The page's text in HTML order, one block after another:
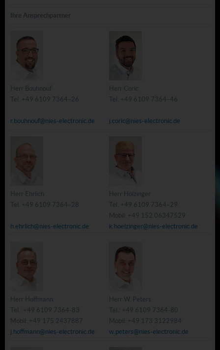
Ihre Ansprechpartner
Herr Bouhnouf
Tel. +49 6109 7364–26
r.bouhnouf@nies-electronic.de
Herr Coric
Tel. +49 6109 7364–46
j.coric@nies-electronic.de
Herr Ehrlich
Tel. +49 6109 7364–28
h.ehrlich@nies-electronic.de
Herr Hölzinger
Tel. +49 6109 7364–29
Mobil: +49 152 06347529
k.hoelzinger@nies-electronic.de
Herr Hoffmann
Tel.: +49 6109 7364-83
Mobil: +49 175 2437887
j.hoffmann@nies-electronic.de
Herr W. Peters
Tel.: +49 6109 7364-80
Mobil: +49 173 3122984
w.peters@nies-electronic.de